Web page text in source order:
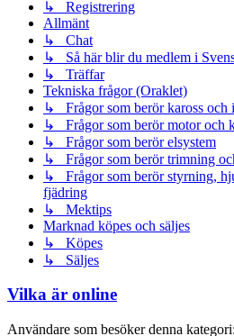
↳ Registrering
Allmänt
↳ Chat
↳ Så här blir du medlem i
↳ Träffar
Tekniska frågor (Oraklet)
↳ Frågor som berör kaross och
↳ Frågor som berör motor och
↳ Frågor som berör elsystem
↳ Frågor som berör trimning
↳ Frågor som berör styrning,
fjädring
↳ Mektips
Marknad köpes och säljes
↳ Köpes
↳ Säljes
Vilka är online
Användare som besöker denna